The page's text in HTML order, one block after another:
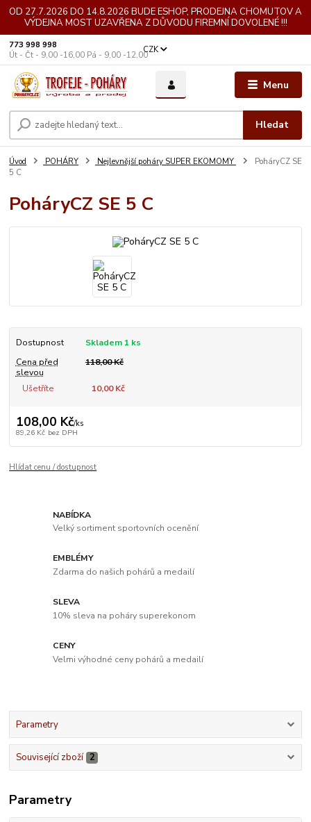
OD 27.7.2026 DO 14.8.2026 BUDE ESHOP, PRODEJNA CHOMUTOV A
VÝDEJNA MOST UZAVŘENA Z DŮVODU FIREMNÍ DOVOLENÉ !!!
Menu
CZK
Hledat
773 998 998
Út - Čt - 9,00 -16,00 Pá - 9,00 -12,00
Úvod POHÁRY Nejlevnější poháry SUPER EKOMOMY
PoháryCZ SE
5 C
PoháryCZ SE 5 C
Dostupnost
Skladem 1 ks
Cena před
slevou
118,00 Kč
Ušetříte 10,00 Kč
108,00 Kč/ks
89,26 Kč bez DPH
Hlídat cenu / dostupnost
NABÍDKA
Velký sortiment sportovních ocenění
EMBLÉMY
Zdarma do našich pohárů a medailí
SLEVA
10% sleva na poháry superekonom
CENY
Velmi výhodné ceny pohárů a medailí
Parametry
Související zboží 2
Parametry